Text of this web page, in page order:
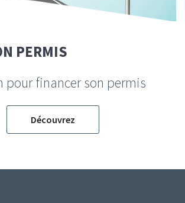
PERMIS
pour financer son permis
Découvrez